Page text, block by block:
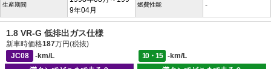
生産期間
9年04月
燃費性能 -
1.8 VR-G 低排出ガス仕様
新車時価格187万円(税抜)
JC08
-km/L 10・15
-km/L